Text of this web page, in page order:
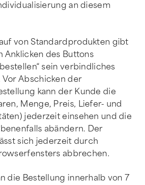
an diesem
von Standardprodukten gibt
Anklicken des Buttons
sein verbindliches
Vor Abschicken der
kann der Kunde die
Menge, Preis, Liefer- und
jederzeit einsehen und die
abändern. Der
sich jederzeit durch
abbrechen.
die Bestellung innerhalb von 7